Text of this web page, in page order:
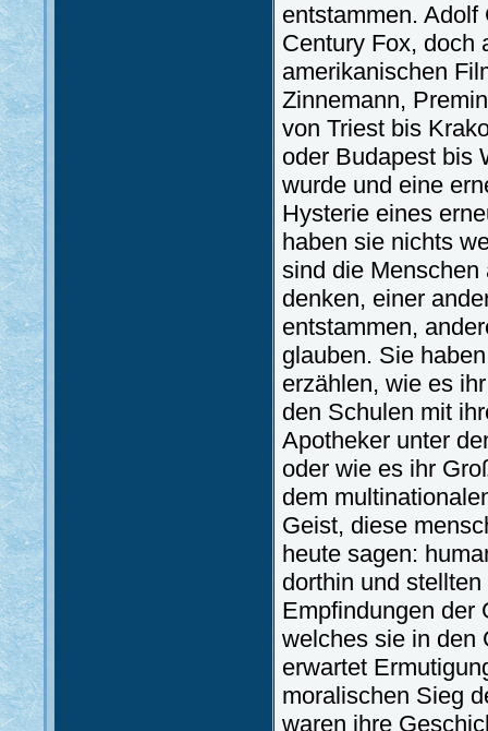
entstammen.
Century Fox, doch
amerikanischen
Zinnemann,
von Triest bis
oder Budapest bis
wurde und eine
Hysterie eines
haben sie nichts
sind die
denken, einer
entstammen,
glauben. Sie
erzählen, wie es
den Schulen mit
Apotheker unter
oder wie es ihr
dem
Geist, diese
heute sagen:
dorthin und
Empfindungen der
welches sie in den
erwartet
moralischen Sieg
waren ihre